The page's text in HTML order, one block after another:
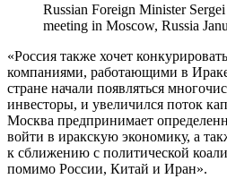
Russian Foreign Minister
meeting in Moscow, Russia
«Россия также хочет
компаниями, работающими в
стране начали появляться
инвесторы, и увеличился поток
Москва предпринимает
войти в иракскую экономику, а
к сближению с политической
помимо России, Китай и Иран».